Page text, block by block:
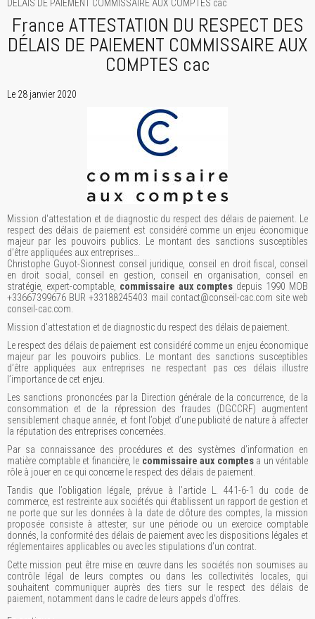
DÉLAIS DE PAIEMENT COMMISSAIRE AUX COMPTES cac
France ATTESTATION DU RESPECT DES
DÉLAIS DE PAIEMENT COMMISSAIRE AUX
COMPTES cac
Le 28 janvier 2020
Mission d'attestation et de diagnostic du respect des délais de paiement. Le
respect des délais de paiement est considéré comme un enjeu économique
majeur par les pouvoirs publics. Le montant des sanctions susceptibles
d’être appliquées aux entreprises…
Christophe Guyot-Sionnest conseil juridique, conseil en droit fiscal, conseil
en droit social, conseil en gestion, conseil en organisation, conseil en
stratégie, expert-comptable, commissaire aux comptes depuis 1990 MOB
+33667399676 BUR +33188245403 mail contact@conseil-cac.com site web
conseil-cac.com.
Mission d'attestation et de diagnostic du respect des délais de paiement.
Le respect des délais de paiement est considéré comme un enjeu économique
majeur par les pouvoirs publics. Le montant des sanctions susceptibles
d’être appliquées aux entreprises ne respectant pas ces délais illustre
l’importance de cet enjeu.
Les sanctions prononcées par la Direction générale de la concurrence, de la
consommation et de la répression des fraudes (DGCCRF) augmentent
sensiblement chaque année, et font l’objet d’une publicité de nature à affecter
la réputation des entreprises concernées.
Par sa connaissance des procédures et des systèmes d’information en
matière comptable et financière, le commissaire aux comptesa un véritable
rôle à jouer en ce qui concerne le respect des délais de paiement.
Tandis que l’obligation légale, prévue à l’article L. 441-6-1 du code de
commerce, est restreinte aux sociétés qui établissent un rapport de gestion et
ne porte que sur les données à la date de clôture des comptes, la mission
proposée consiste à attester, sur une période ou un exercice comptable
donnés, la conformité des délais de paiement avec les dispositions légales et
réglementaires applicables ou avec les stipulations d’un contrat.
Cette mission peut être mise en œuvre dans les sociétés non soumises au
contrôle légal de leurs comptes ou dans les collectivités locales, qui
souhaitent communiquer auprès des tiers sur le respect des délais de
paiement, notamment dans le cadre de leurs appels d’offres.